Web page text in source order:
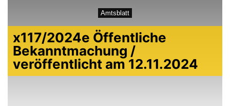
Amtsblatt
x117/2024e Öffentliche
Bekanntmachung /
veröffentlicht am 12.11.2024